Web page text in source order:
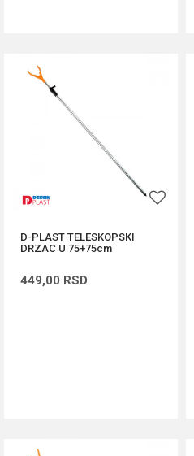
D-PLAST TELESKOPSKI
DRZAC U 75+75cm
449,00 RSD